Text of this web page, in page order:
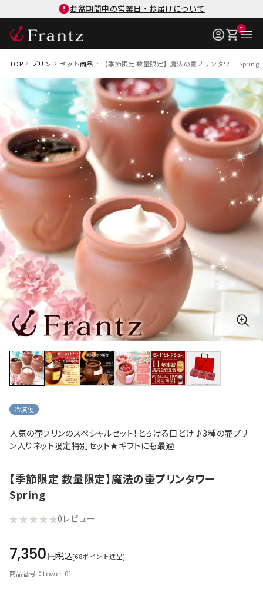
お盆期間中の営業日・お届けについて
0
TOP プリン セット商品 【季節限定 数量限定】魔法の壷プリンタワー Spring
冷凍便
人気の壷プリンのスペシャルセット！とろける口どけ♪3種の壷プリ
ン入りネット限定特別セット★ギフトにも最適
【季節限定 数量限定】魔法の壷プリンタワー
Spring
0レビュー
7,350 税込[68ポイント進呈]
商品番号
tower-01